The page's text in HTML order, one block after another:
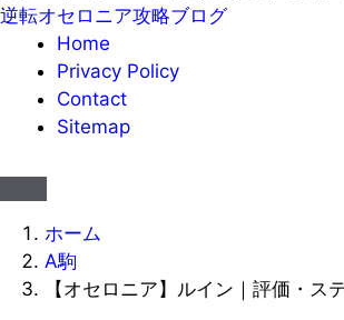
逆転オセロニア攻略ブログ
Home
Privacy Policy
Contact
Sitemap
ホーム
A駒
【オセロニア】ルイン｜評価・ス